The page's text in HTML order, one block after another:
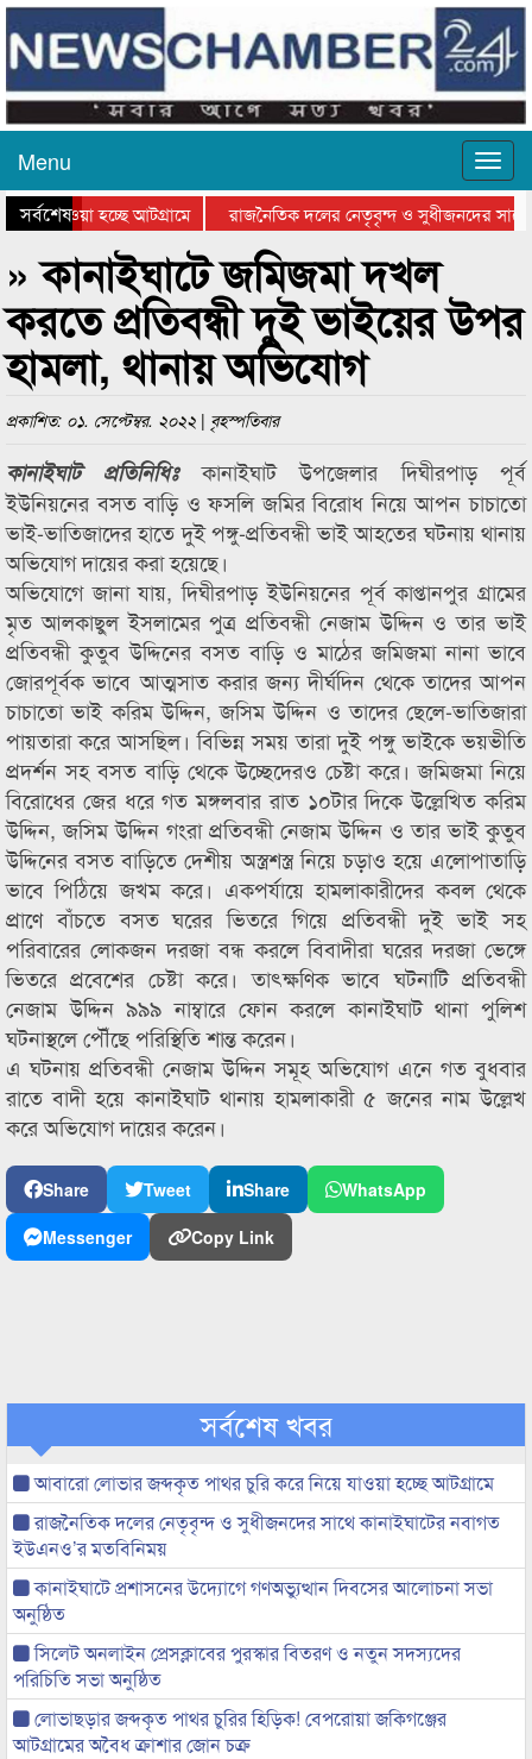
Menu
সর্বশেষ
যাওয়া হচ্ছে আটগ্রামে
রাজনৈতিক দলের নেতৃবৃন্দ ও সুধীজনদের সাথে
পুরস্কার বিতরণ সম্পন্ন
সিলেটে বাংলাদেশ গ্রুপ থিয়েটার
» কানাইঘাটে জমিজমা দখল
করতে প্রতিবন্ধী দুই ভাইয়ের উপর
হামলা, থানায় অভিযোগ
প্রকাশিত: ০১. সেপ্টেম্বর. ২০২২ | বৃহস্পতিবার
কানাইঘাট প্রতিনিধিঃকানাইঘাট উপজেলার দিঘীরপাড় পূর্ব
ইউনিয়নের বসত বাড়ি ও ফসলি জমির বিরোধ নিয়ে আপন চাচাতো
ভাই-ভাতিজাদের হাতে দুই পঙ্গু-প্রতিবন্ধী ভাই আহতের ঘটনায় থানায়
অভিযোগ দায়ের করা হয়েছে।
অভিযোগে জানা যায়, দিঘীরপাড় ইউনিয়নের পূর্ব কাপ্তানপুর গ্রামের
মৃত আলকাছুল ইসলামের পুত্র প্রতিবন্ধী নেজাম উদ্দিন ও তার ভাই
প্রতিবন্ধী কুতুব উদ্দিনের বসত বাড়ি ও মাঠের জমিজমা নানা ভাবে
জোরপূর্বক ভাবে আত্মসাত করার জন্য দীর্ঘদিন থেকে তাদের আপন
চাচাতো ভাই করিম উদ্দিন, জসিম উদ্দিন ও তাদের ছেলে-ভাতিজারা
পায়তারা করে আসছিল। বিভিন্ন সময় তারা দুই পঙ্গু ভাইকে ভয়ভীতি
প্রদর্শন সহ বসত বাড়ি থেকে উচ্ছেদেরও চেষ্টা করে। জমিজমা নিয়ে
বিরোধের জের ধরে গত মঙ্গলবার রাত ১০টার দিকে উল্লেখিত করিম
উদ্দিন, জসিম উদ্দিন গংরা প্রতিবন্ধী নেজাম উদ্দিন ও তার ভাই কুতুব
উদ্দিনের বসত বাড়িতে দেশীয় অস্ত্রশস্ত্র নিয়ে চড়াও হয়ে এলোপাতাড়ি
ভাবে পিঠিয়ে জখম করে। একপর্যায়ে হামলাকারীদের কবল থেকে
প্রাণে বাঁচতে বসত ঘরের ভিতরে গিয়ে প্রতিবন্ধী দুই ভাই সহ
পরিবারের লোকজন দরজা বন্ধ করলে বিবাদীরা ঘরের দরজা ভেঙ্গে
ভিতরে প্রবেশের চেষ্টা করে। তাৎক্ষণিক ভাবে ঘটনাটি প্রতিবন্ধী
নেজাম উদ্দিন ৯৯৯ নাম্বারে ফোন করলে কানাইঘাট থানা পুলিশ
ঘটনাস্থলে পৌঁছে পরিস্থিতি শান্ত করেন।
এ ঘটনায় প্রতিবন্ধী নেজাম উদ্দিন সমূহ অভিযোগ এনে গত বুধবার
রাতে বাদী হয়ে কানাইঘাট থানায় হামলাকারী ৫ জনের নাম উল্লেখ
করে অভিযোগ দায়ের করেন।
Share Tweet Share
WhatsApp
Messenger
Copy Link
সর্বশেষ খবর
আবারো লোভার জব্দকৃত পাথর চুরি করে নিয়ে যাওয়া হচ্ছে আটগ্রামে
রাজনৈতিক দলের নেতৃবৃন্দ ও সুধীজনদের সাথে কানাইঘাটের নবাগত
ইউএনও’র মতবিনিময়
কানাইঘাটে প্রশাসনের উদ্যোগে গণঅভ্যুত্থান দিবসের আলোচনা সভা
অনুষ্ঠিত
সিলেট অনলাইন প্রেসক্লাবের পুরস্কার বিতরণ ও নতুন সদস্যদের
পরিচিতি সভা অনুষ্ঠিত
লোভাছড়ার জব্দকৃত পাথর চুরির হিড়িক! বেপরোয়া জকিগঞ্জের
আটগ্রামের অবৈধ ক্রাশার জোন চক্র